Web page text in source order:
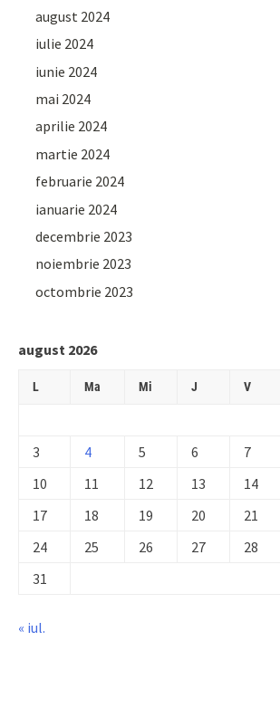
august 2024
iulie 2024
iunie 2024
mai 2024
aprilie 2024
martie 2024
februarie 2024
ianuarie 2024
decembrie 2023
noiembrie 2023
octombrie 2023
august 2026
L Ma Mi J V
3
4 5 6 7
10
11 12 13 14
17
18 19 20 21
24
25 26 27 28
31
« iul.